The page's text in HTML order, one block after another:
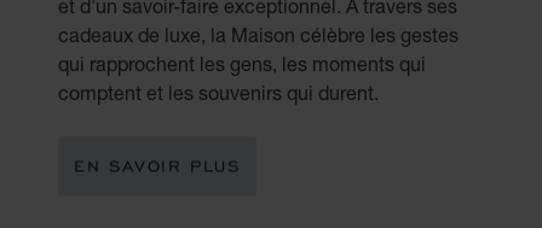
et d'un savoir-faire exceptionnel. À travers ses
cadeaux de luxe, la Maison célèbre les gestes
qui rapprochent les gens, les moments qui
comptent et les souvenirs qui durent.
EN SAVOIR PLUS